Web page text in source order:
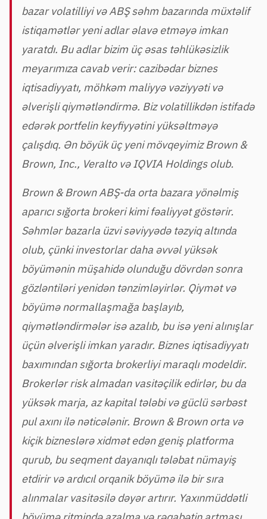
bazar volatilliyi və ABŞ səhm bazarında müxtəlif
istiqamətlər yeni adlar əlavə etməyə imkan
yaratdı. Bu adlar bizim üç əsas təhlükəsizlik
meyarımıza cavab verir: cazibədar biznes
iqtisadiyyatı, möhkəm maliyyə vəziyyəti və
əlverişli qiymətləndirmə. Biz volatillikdən istifadə
edərək portfelin keyfiyyətini yüksəltməyə
çalışdıq. Ən böyük üç yeni mövqeyimiz Brown &
Brown, Inc., Veralto və IQVIA Holdings olub.
Brown & Brown ABŞ-da orta bazara yönəlmiş
aparıcı sığorta brokeri kimi fəaliyyət göstərir.
Səhmlər bazarla üzvi səviyyədə təzyiq altında
olub, çünki investorlar daha əvvəl yüksək
böyümənin müşahidə olunduğu dövrdən sonra
gözləntiləri yenidən tənzimləyirlər. Qiymət və
böyümə normallaşmağa başlayıb,
qiymətləndirmələr isə azalıb, bu isə yeni alınışlar
üçün əlverişli imkan yaradır. Biznes iqtisadiyyatı
baxımından sığorta brokerliyi maraqlı modeldir.
Brokerlər risk almadan vasitəçilik edirlər, bu da
yüksək marja, az kapital tələbi və güclü sərbəst
pul axını ilə nəticələnir. Brown & Brown orta və
kiçik bizneslərə xidmət edən geniş platforma
qurub, bu seqment dayanıqlı tələbat nümayiş
etdirir və ardıcıl orqanik böyümə ilə bir sıra
alınmalar vasitəsilə dəyər artırır. Yaxınmüddətli